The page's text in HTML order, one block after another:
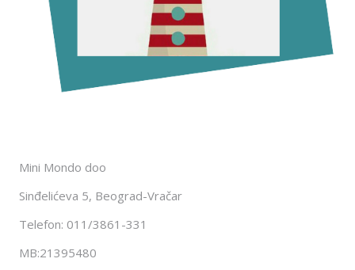
Mini Mondo doo
Sinđelićeva 5, Beograd-Vračar
Telefon: 011/3861-331
MB:21395480